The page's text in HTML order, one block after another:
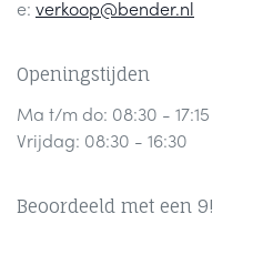
e: verkoop@bender.nl
Openingstijden
Ma t/m do: 08:30 - 17:15
Vrijdag: 08:30 - 16:30
Beoordeeld met een 9!